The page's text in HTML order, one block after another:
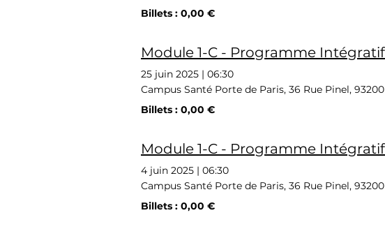
Billets : 0,00 €
Module 1-C - Programme
25 juin 2025 | 06:30
Campus Santé Porte de Paris, 36 Rue Pinel,
Billets : 0,00 €
Module 1-C - Programme
4 juin 2025 | 06:30
Campus Santé Porte de Paris, 36 Rue Pinel,
Billets : 0,00 €